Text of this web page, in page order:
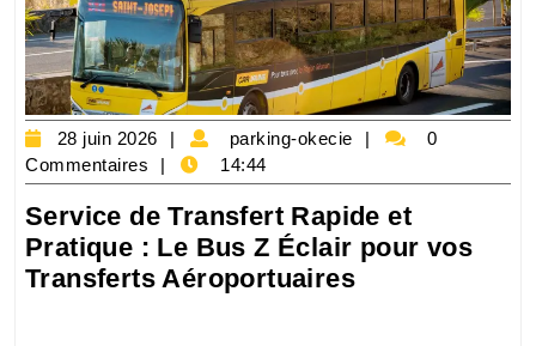
28 juin 2026
28
juin
2026
parking-okecie
parking-
0
Commentaires
14:44
Service de Transfert Rapide et
Pratique : Le Bus Z Éclair pour vos
Transferts AéroportuairesService